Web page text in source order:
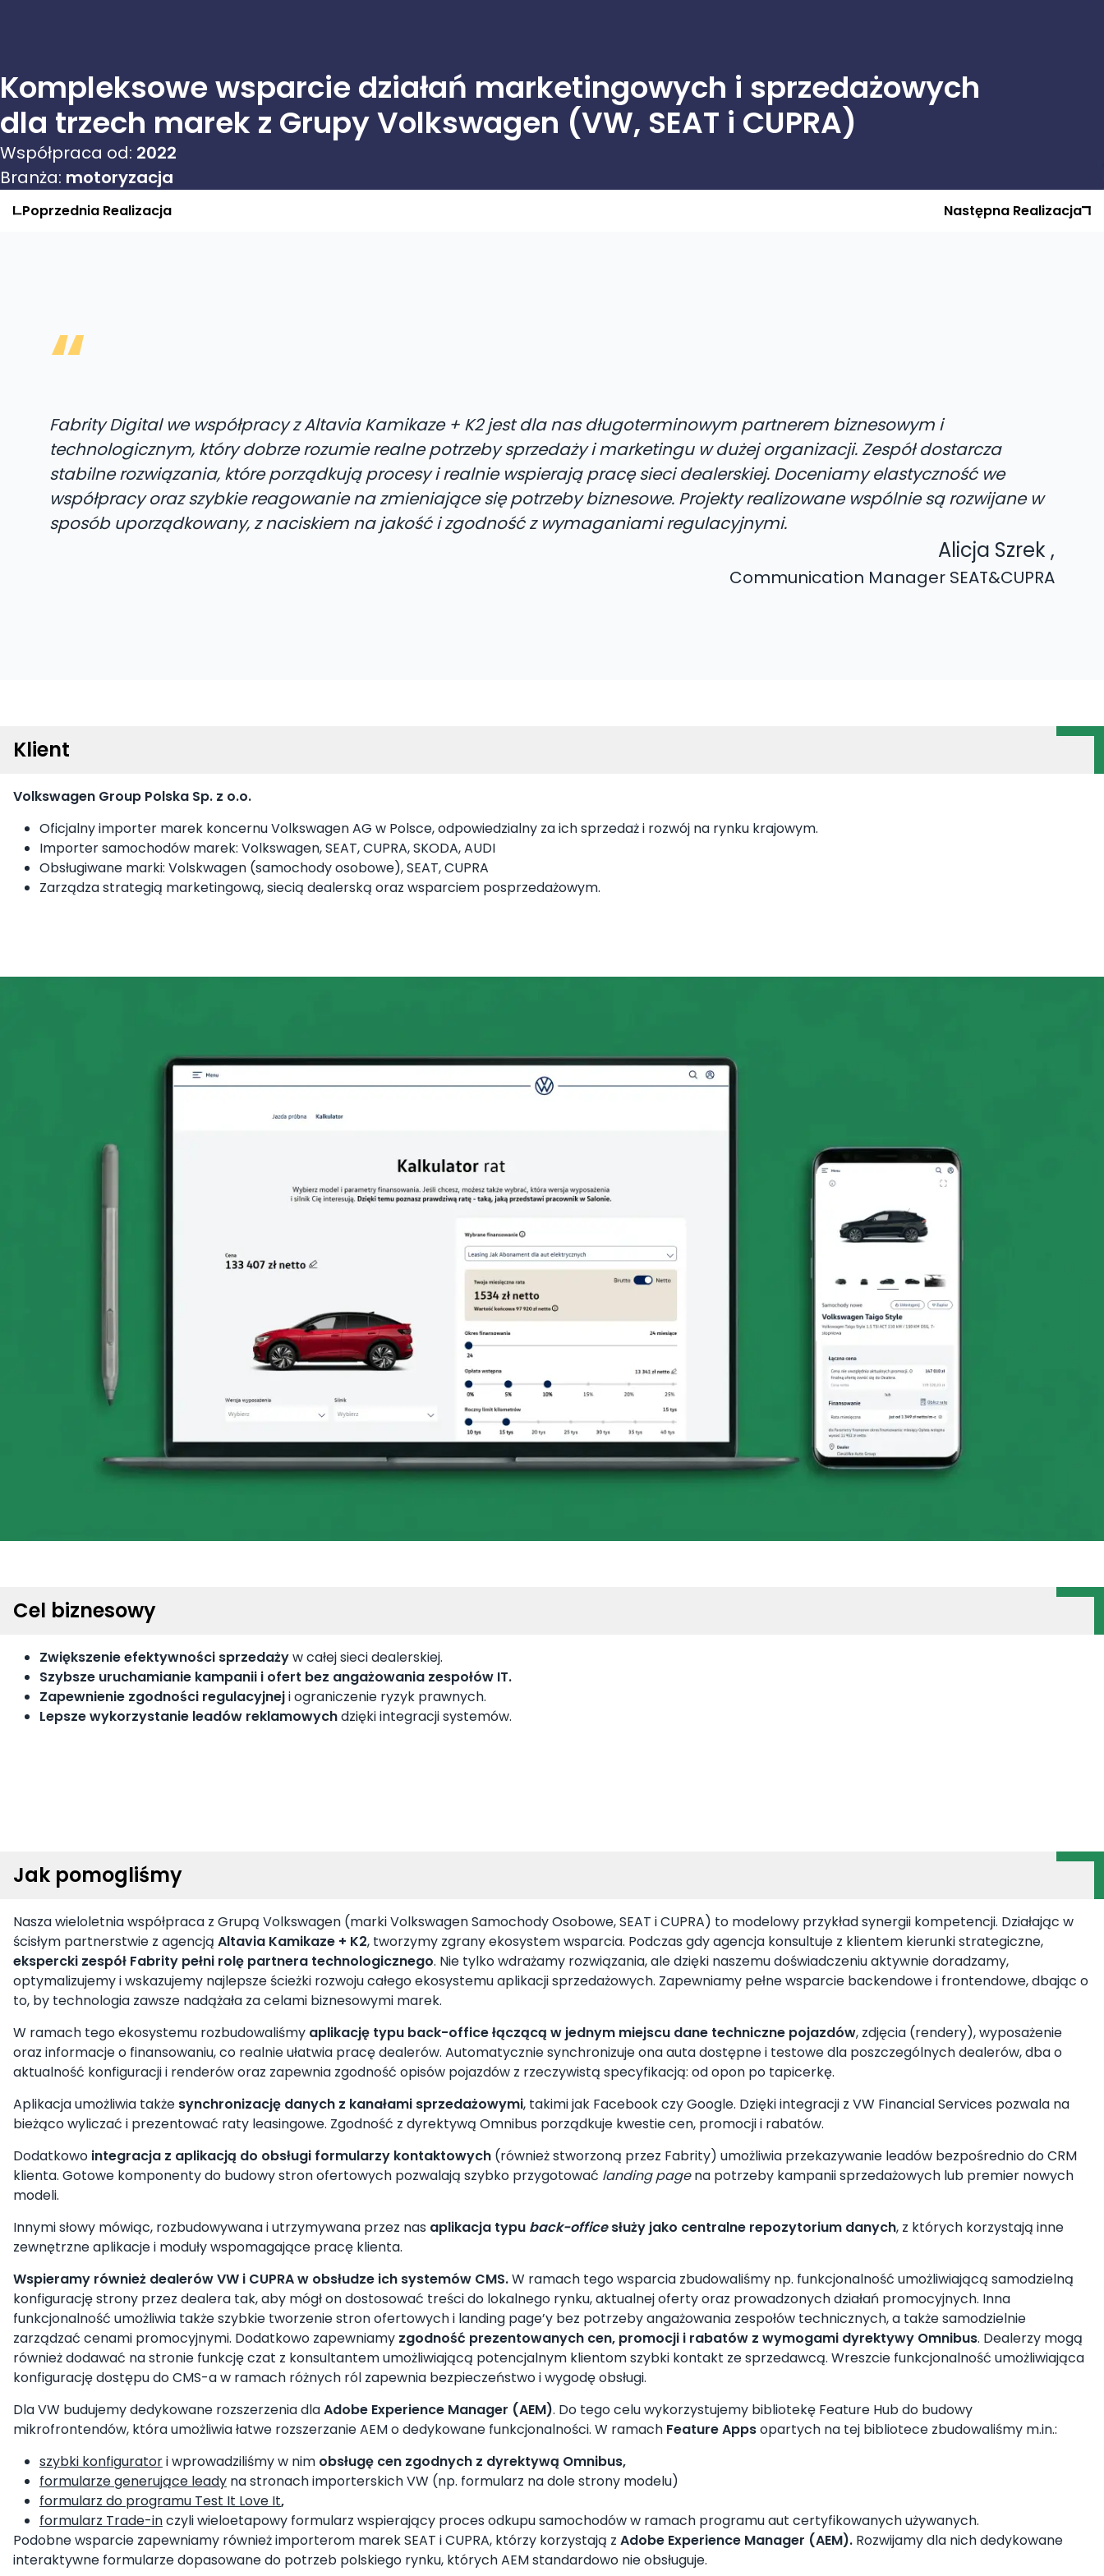
Kompleksowe wsparcie działań marketingowych i sprzedażowych
dla trzech marek z Grupy Volkswagen (VW, SEAT i CUPRA)
Współpraca od: 2022
Branża: motoryzacja
Poprzednia Realizacja Następna Realizacja
“
Fabrity Digital we współpracy z Altavia Kamikaze + K2 jest dla nas długoterminowym partnerem biznesowym i
technologicznym, który dobrze rozumie realne potrzeby sprzedaży i marketingu w dużej organizacji. Zespół dostarcza
stabilne rozwiązania, które porządkują procesy i realnie wspierają pracę sieci dealerskiej. Doceniamy elastyczność we
współpracy oraz szybkie reagowanie na zmieniające się potrzeby biznesowe. Projekty realizowane wspólnie są rozwijane w
sposób uporządkowany, z naciskiem na jakość i zgodność z wymaganiami regulacyjnymi.
Alicja Szrek ,
Communication Manager SEAT&CUPRA
Klient
Volkswagen Group Polska Sp. z o.o.
Oficjalny importer marek koncernu Volkswagen AG w Polsce, odpowiedzialny za ich sprzedaż i rozwój na rynku krajowym.
Importer samochodów marek: Volkswagen, SEAT, CUPRA, SKODA, AUDI
Obsługiwane marki: Volskwagen (samochody osobowe), SEAT, CUPRA
Zarządza strategią marketingową, siecią dealerską oraz wsparciem posprzedażowym.
Cel biznesowy
Zwiększenie efektywności sprzedażyw całej sieci dealerskiej.
Szybsze uruchamianie kampanii i ofert bez angażowania zespołów IT.
Zapewnienie zgodności regulacyjneji ograniczenie ryzyk prawnych.
Lepsze wykorzystanie leadów reklamowychdzięki integracji systemów.
Jak pomogliśmy
Nasza wieloletnia współpraca z Grupą Volkswagen (marki Volkswagen Samochody Osobowe, SEAT i CUPRA) to modelowy przykład synergii kompetencji. Działając w
ścisłym partnerstwie z agencją Altavia Kamikaze + K2, tworzymy zgrany ekosystem wsparcia. Podczas gdy agencja konsultuje z klientem kierunki strategiczne,
ekspercki zespół Fabrity pełni rolę partnera technologicznego. Nie tylko wdrażamy rozwiązania, ale dzięki naszemu doświadczeniu aktywnie doradzamy,
optymalizujemy i wskazujemy najlepsze ścieżki rozwoju całego ekosystemu aplikacji sprzedażowych. Zapewniamy pełne wsparcie backendowe i frontendowe, dbając o
to, by technologia zawsze nadążała za celami biznesowymi marek.
W ramach tego ekosystemu rozbudowaliśmy aplikację typu back-office łączącą w jednym miejscu dane techniczne pojazdów, zdjęcia (rendery), wyposażenie
oraz informacje o finansowaniu, co realnie ułatwia pracę dealerów. Automatycznie synchronizuje ona auta dostępne i testowe dla poszczególnych dealerów, dba o
aktualność konfiguracji i renderów oraz zapewnia zgodność opisów pojazdów z rzeczywistą specyfikacją: od opon po tapicerkę.
Aplikacja umożliwia także synchronizację danych z kanałami sprzedażowymi, takimi jak Facebook czy Google. Dzięki integracji z VW Financial Services pozwala na
bieżąco wyliczać i prezentować raty leasingowe. Zgodność z dyrektywą Omnibus porządkuje kwestie cen, promocji i rabatów.
Dodatkowo integracja z aplikacją do obsługi formularzy kontaktowych (również stworzoną przez Fabrity) umożliwia przekazywanie leadów bezpośrednio do CRM
klienta. Gotowe komponenty do budowy stron ofertowych pozwalają szybko przygotować landing pagena potrzeby kampanii sprzedażowych lub premier nowych
modeli.
Innymi słowy mówiąc, rozbudowywana i utrzymywana przez nas aplikacja typu back-officesłuży jako centralne repozytorium danych, z których korzystają inne
zewnętrzne aplikacje i moduły wspomagające pracę klienta.
Wspieramy również dealerów VW i CUPRA w obsłudze ich systemów CMS.W ramach tego wsparcia zbudowaliśmy np. funkcjonalność umożliwiającą samodzielną
konfigurację strony przez dealera tak, aby mógł on dostosować treści do lokalnego rynku, aktualnej oferty oraz prowadzonych działań promocyjnych. Inna
funkcjonalność umożliwia także szybkie tworzenie stron ofertowych i landing page’y bez potrzeby angażowania zespołów technicznych, a także samodzielnie
zarządzać cenami promocyjnymi. Dodatkowo zapewniamy zgodność prezentowanych cen, promocji i rabatów z wymogami dyrektywy Omnibus. Dealerzy mogą
również dodawać na stronie funkcję czat z konsultantem umożliwiającą potencjalnym klientom szybki kontakt ze sprzedawcą. Wreszcie funkcjonalność umożliwiająca
konfigurację dostępu do CMS-a w ramach różnych ról zapewnia bezpieczeństwo i wygodę obsługi.
Dla VW budujemy dedykowane rozszerzenia dlaAdobe Experience Manager (AEM). Do tego celu wykorzystujemy bibliotekę Feature Hub do budowy
mikrofrontendów, która umożliwia łatwe rozszerzanie AEM o dedykowane funkcjonalności. W ramach Feature Appsopartych na tej bibliotece zbudowaliśmy m.in.:
szybki konfiguratori wprowadziliśmy w nim obsługę cen zgodnych z dyrektywą Omnibus,
formularze generujące leady na stronach importerskich VW (np. formularz na dole strony modelu)
formularz do programu Test It Love It,
formularz Trade-inczyli wieloetapowy formularz wspierający proces odkupu samochodów w ramach programu aut certyfikowanych używanych.
Podobne wsparcie zapewniamy również importerom marek SEAT i CUPRA, którzy korzystają z Adobe Experience Manager (AEM). Rozwijamy dla nich dedykowane
interaktywne formularze dopasowane do potrzeb polskiego rynku, których AEM standardowo nie obsługuje.